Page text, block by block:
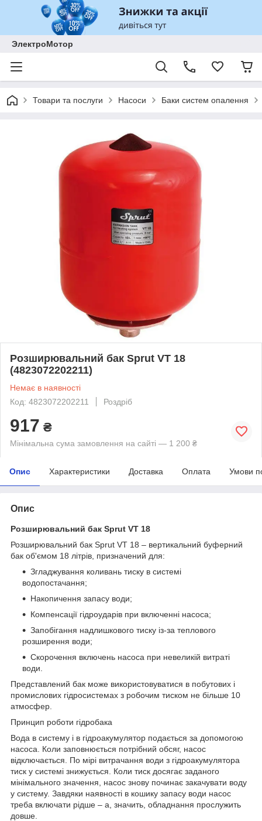
ЭлектроМотор
Товари та послуги Насоси Баки систем опалення
Розширювальний бак Sprut VT 18
(4823072202211)
Немає в наявності
Код: 4823072202211
Роздріб
917 ₴
Мінімальна сума замовлення на сайті — 1 200 ₴
Опис Характеристики Доставка Оплата Умови
Опис
Розширювальний бак Sprut VT 18
Розширювальний бак Sprut VT 18 – вертикальний буферний
бак об'ємом 18 літрів, призначений для:
Згладжування коливань тиску в системі
водопостачання;
Накопичення запасу води;
Компенсації гідроударів при включенні насоса;
Запобігання надлишкового тиску із-за теплового
розширення води;
Скорочення включень насоса при невеликій витраті
води.
Представлений бак може використовуватися в побутових і
промислових гідросистемах з робочим тиском не більше 10
атмосфер.
Принцип роботи гідробака
Вода в систему і в гідроакумулятор подається за допомогою
насоса. Коли заповнюється потрібний обсяг, насос
відключається. По мірі витрачання води з гідроакумулятора
тиск у системі знижується. Коли тиск досягає заданого
мінімального значення, насос знову починає закачувати воду
у систему. Завдяки наявності в кошику запасу води насос
треба включати рідше – а, значить, обладнання прослужить
довше.